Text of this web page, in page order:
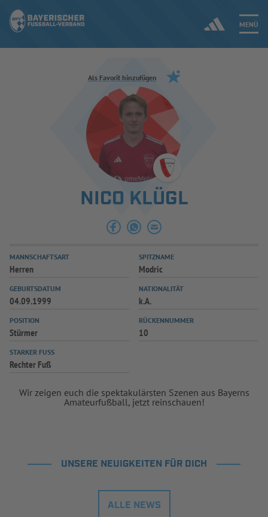
MENÜ
Jetzt einloggen
ERGEBNISSE & WETTBEWERBE
SPIELBETRIEB & VERBANDSLEBEN
AUSBILDUNG & FÖRDERUNG
SPIELPLUS
Als Favorit hinzufügen
NICO KLÜGL
MANNSCHAFTSART
Herren
SPITZNAME
Modric
GEBURTSDATUM
04.09.1999
NATIONALITÄT
k.A.
POSITION
Stürmer
RÜCKENNUMMER
10
STARKER FUSS
Rechter Fuß
Wir zeigen euch die spektakulärsten Szenen aus Bayerns
Amateurfußball, jetzt reinschauen!
UNSERE NEUIGKEITEN FÜR DICH
ALLE NEWS